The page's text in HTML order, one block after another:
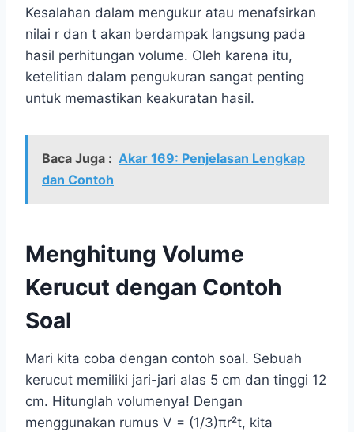
Kesalahan dalam mengukur atau menafsirkan
nilai r dan t akan berdampak langsung pada
hasil perhitungan volume. Oleh karena itu,
ketelitian dalam pengukuran sangat penting
untuk memastikan keakuratan hasil.
Baca Juga : Akar 169: Penjelasan Lengkap
dan Contoh
Menghitung Volume
Kerucut dengan Contoh
Soal
Mari kita coba dengan contoh soal. Sebuah
kerucut memiliki jari-jari alas 5 cm dan tinggi 12
cm. Hitunglah volumenya! Dengan
menggunakan rumus V = (1/3)πr²t, kita